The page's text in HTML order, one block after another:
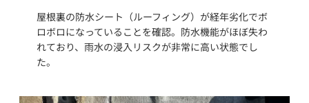
屋根裏の防水シート（ルーフィング）が経年劣化でボ
ロボロになっていることを確認。防水機能がほぼ失わ
れており、雨水の浸入リスクが非常に高い状態でし
た。